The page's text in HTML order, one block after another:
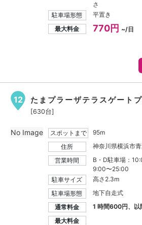
さ
駐車場形態
平置き
最大料金
770円 ~/日
12 たまプラーザテラスゲート
[630台]
スポットまで
95m
住所
神奈川県横浜市
営業時間
B・D駐車場：
9:00〜25:00
駐車サイズ
高さ2.3m
駐車場形態
地下自走式
通常料金
1 時間600円、
最大料金
No Image